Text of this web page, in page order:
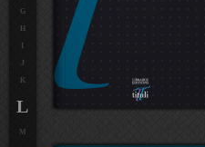
G
H
J
K
L
M